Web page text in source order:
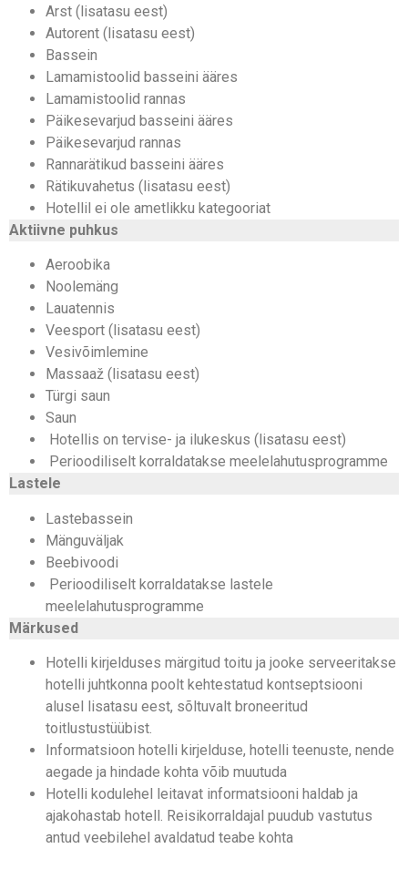
Arst (lisatasu eest)
Autorent (lisatasu eest)
Bassein
Lamamistoolid basseini ääres
Lamamistoolid rannas
Päikesevarjud basseini ääres
Päikesevarjud rannas
Rannarätikud basseini ääres
Rätikuvahetus (lisatasu eest)
Hotellil ei ole ametlikku kategooriat
Aktiivne puhkus
Aeroobika
Noolemäng
Lauatennis
Veesport (lisatasu eest)
Vesivõimlemine
Massaaž (lisatasu eest)
Türgi saun
Saun
Hotellis on tervise- ja ilukeskus (lisatasu eest)
Perioodiliselt korraldatakse meelelahutusprogramme
Lastele
Lastebassein
Mänguväljak
Beebivoodi
Perioodiliselt korraldatakse lastele
meelelahutusprogramme
Märkused
Hotelli kirjelduses märgitud toitu ja jooke serveeritakse
hotelli juhtkonna poolt kehtestatud kontseptsiooni
alusel lisatasu eest, sõltuvalt broneeritud
toitlustustüübist.
Informatsioon hotelli kirjelduse, hotelli teenuste, nende
aegade ja hindade kohta võib muutuda
Hotelli kodulehel leitavat informatsiooni haldab ja
ajakohastab hotell. Reisikorraldajal puudub vastutus
antud veebilehel avaldatud teabe kohta